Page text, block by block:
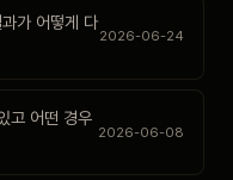
가 어떻게 다
2026-06-24
고 어떤 경우
2026-06-08